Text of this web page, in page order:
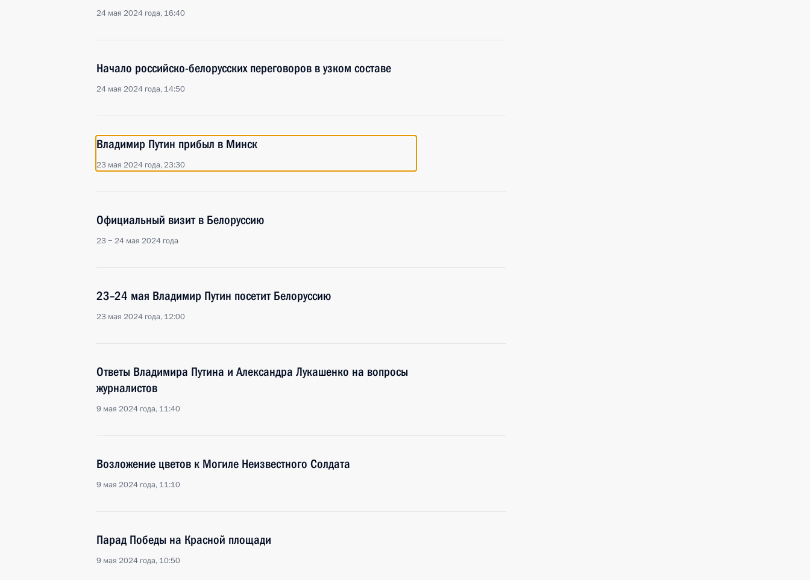
24 мая 2024 года, 16:40
Начало российско-белорусских переговоров в узком составе
24 мая 2024 года, 14:50
Владимир Путин прибыл в Минск
23 мая 2024 года, 23:30
Официальный визит в Белоруссию
23 − 24 мая 2024 года
23–24 мая Владимир Путин посетит Белоруссию
23 мая 2024 года, 12:00
Ответы Владимира Путина и Александра Лукашенко на вопросы
журналистов
9 мая 2024 года, 11:40
Возложение цветов к Могиле Неизвестного Солдата
9 мая 2024 года, 11:10
Парад Победы на Красной площади
9 мая 2024 года, 10:50